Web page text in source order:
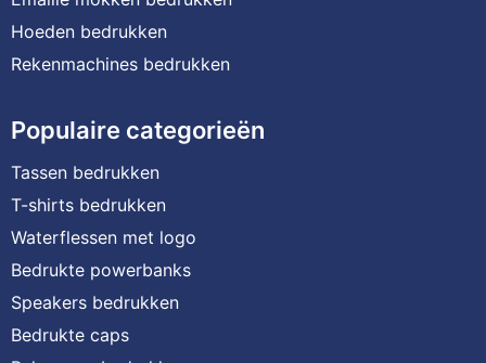
Hoeden bedrukken
Rekenmachines bedrukken
Populaire categorieën
Tassen bedrukken
T-shirts bedrukken
Waterflessen met logo
Bedrukte powerbanks
Speakers bedrukken
Bedrukte caps